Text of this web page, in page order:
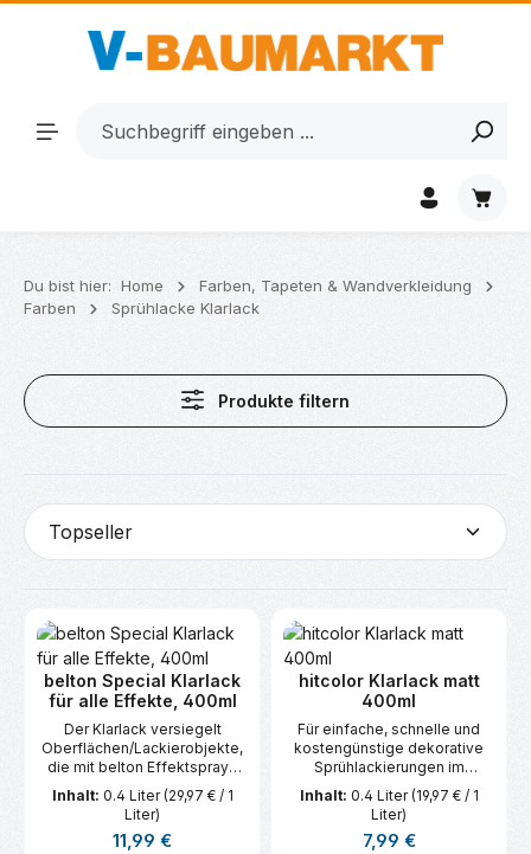
Zum Hauptinhalt springen
Du bist hier: Home
Farben, Tapeten & Wandverkleidung
Farben
Sprühlacke Klarlack
Produkte filtern
belton Special Klarlack
für alle Effekte, 400ml
Der Klarlack versiegelt
Oberflächen/Lackierobjekte,
die mit belton Effektsprays
oder anderen Lacken, lackiert
wurden.
Inhalt: 0.4 Liter(29,97 € / 1
Liter)
Regulärer Preis:
11,99 €
hitcolor Klarlack matt
400ml
Für einfache, schnelle und
kostengünstige dekorative
Sprühlackierungen im
Bereich, Haus, Hobby, Garten
und Werkstatt. Innen und
außen einsetzbar.
Inhalt: 0.4 Liter(19,97 € / 1
Liter)
Regulärer Preis:
7,99 €